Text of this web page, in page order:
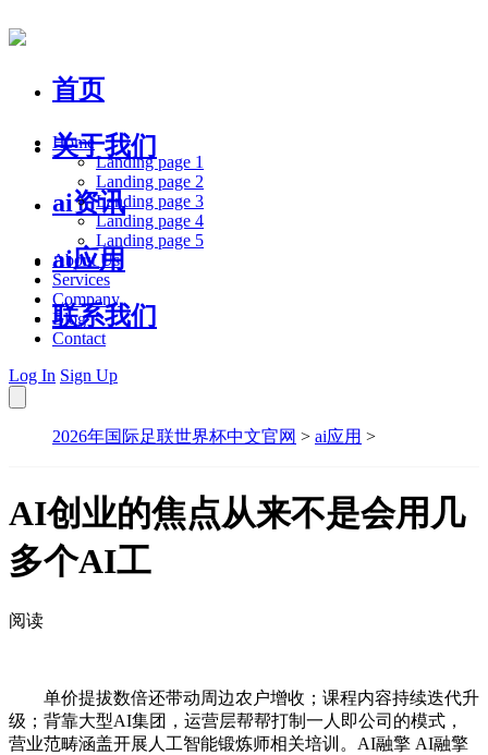
首页
关于我们
ai资讯
ai应用
联系我们
Home
Landing page 1
Landing page 2
Landing page 3
Landing page 4
Landing page 5
About Us
Services
Company
Blog
Contact
Log In Sign Up
2026年国际足联世界杯中文官网 > ai应用 >
AI创业的焦点从来不是会用几
多个AI工
阅读
单价提拔数倍还带动周边农户增收；课程内容持续迭代升
级；背靠大型AI集团，运营层帮帮打制一人即公司的模式，
营业范畴涵盖开展人工智能锻炼师相关培训。AI融擎 AI融擎